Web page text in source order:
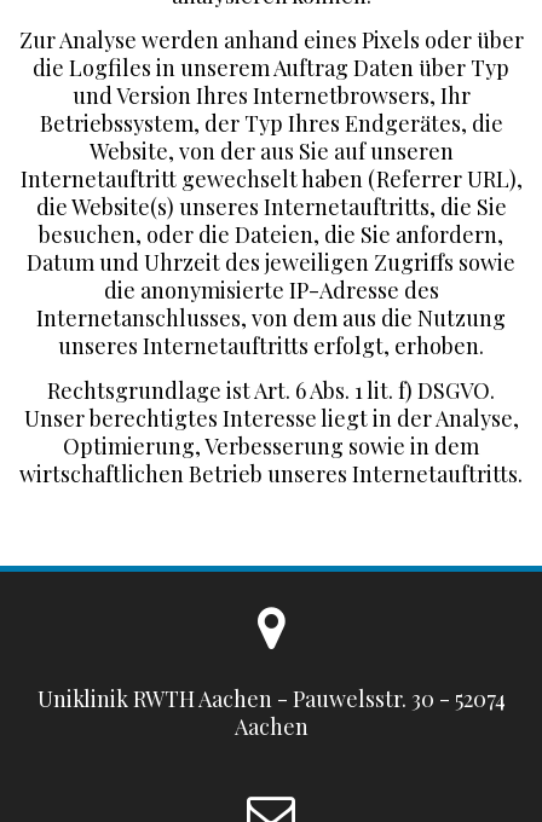
Zur Analyse werden anhand eines Pixels oder über
die Logfiles in unserem Auftrag Daten über Typ
und Version Ihres Internetbrowsers, Ihr
Betriebssystem, der Typ Ihres Endgerätes, die
Website, von der aus Sie auf unseren
Internetauftritt gewechselt haben (Referrer URL),
die Website(s) unseres Internetauftritts, die Sie
besuchen, oder die Dateien, die Sie anfordern,
Datum und Uhrzeit des jeweiligen Zugriffs sowie
die anonymisierte IP-Adresse des
Internetanschlusses, von dem aus die Nutzung
unseres Internetauftritts erfolgt, erhoben.
Rechtsgrundlage ist Art. 6 Abs. 1 lit. f) DSGVO.
Unser berechtigtes Interesse liegt in der Analyse,
Optimierung, Verbesserung sowie in dem
wirtschaftlichen Betrieb unseres Internetauftritts.
Uniklinik RWTH Aachen - Pauwelsstr. 30 - 52074
Aachen